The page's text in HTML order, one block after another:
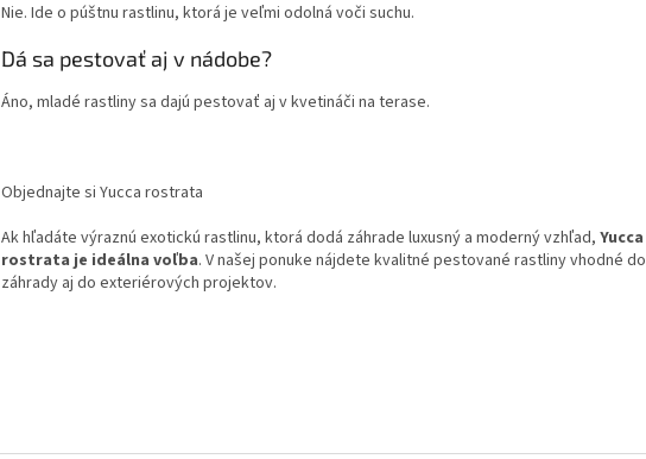
Nie. Ide o púštnu rastlinu, ktorá je veľmi odolná voči suchu.
Dá sa pestovať aj v nádobe?
Áno, mladé rastliny sa dajú pestovať aj v kvetináči na terase.
Objednajte si Yucca rostrata
Ak hľadáte výraznú exotickú rastlinu, ktorá dodá záhrade luxusný a moderný vzhľad, Yucca
rostrata je ideálna voľba. V našej ponuke nájdete kvalitné pestované rastliny vhodné do
záhrady aj do exteriérových projektov.